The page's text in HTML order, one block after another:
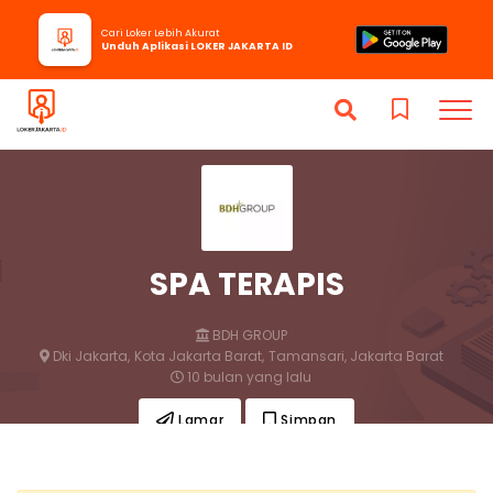
SPA TERAPIS
BDH GROUP
Dki Jakarta, Kota Jakarta Barat, Tamansari, Jakarta Barat
10 bulan yang lalu
Lamar Simpan
Cari Loker Lebih Akurat
Unduh Aplikasi LOKER JAKARTA ID